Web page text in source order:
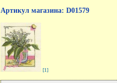
Артикул магазина: D01579
[1]